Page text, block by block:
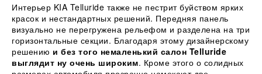
Интерьер KIA Telluride также не пестрит буйством ярких
красок и нестандартных решений. Передняя панель
визуально не перегружена рельефом и разделена на три
горизонтальные секции. Благодаря этому дизайнерскому
решению и без того немаленький салон Telluride
выглядит ну очень широким. Кроме этого о солидных